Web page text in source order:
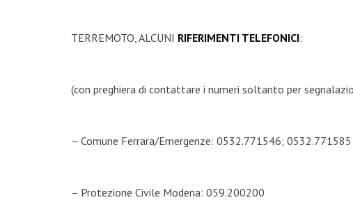
TERREMOTO, ALCUNI RIFERIMENTI TELEFONICI:
(con preghiera di contattare i numeri soltanto per
– Comune Ferrara/Emergenze: 0532.771546; 0532.771585
– Protezione Civile Modena: 059.200200